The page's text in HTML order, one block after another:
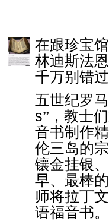
在跟珍宝
林迪斯法
千万别错过
五世纪罗
s”，教士
音书制作
伦三岛的
镶金挂银
早、最棒
师将拉丁
语福音书。